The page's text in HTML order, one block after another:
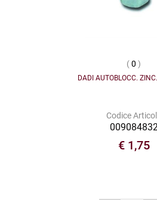
(0 )
DADI AUTOBLOCC.
Codice
€ 1,75